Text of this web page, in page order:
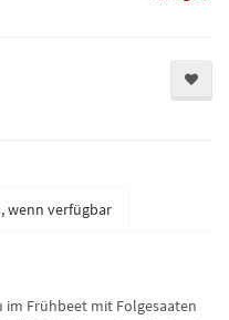
wenn verfügbar
im Frühbeet mit Folgesaaten